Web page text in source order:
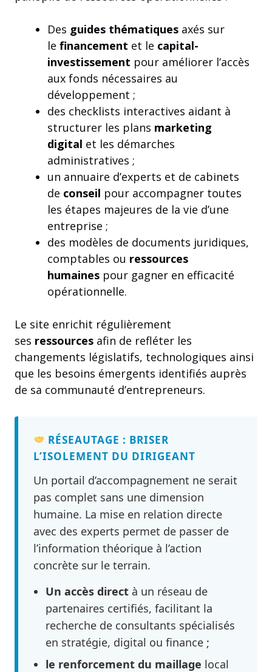
Des guides thématiques axés sur
le financement et le capital-
investissement pour améliorer l’accès
aux fonds nécessaires au
développement ;
des checklists interactives aidant à
structurer les plans marketing
digital et les démarches
administratives ;
un annuaire d’experts et de cabinets
de conseil pour accompagner toutes
les étapes majeures de la vie d’une
entreprise ;
des modèles de documents juridiques,
comptables ou ressources
humaines pour gagner en efficacité
opérationnelle.
Le site enrichit régulièrement
ses ressources afin de refléter les
changements législatifs, technologiques ainsi
que les besoins émergents identifiés auprès
de sa communauté d’entrepreneurs.
RÉSEAUTAGE : BRISER
L’ISOLEMENT DU DIRIGEANT
Un portail d’accompagnement ne serait
pas complet sans une dimension
humaine. La mise en relation directe
avec des experts permet de passer de
l’information théorique à l’action
concrète sur le terrain.
Un accès direct à un réseau de
partenaires certifiés, facilitant la
recherche de consultants spécialisés
en stratégie, digital ou finance ;
le renforcement du maillage local